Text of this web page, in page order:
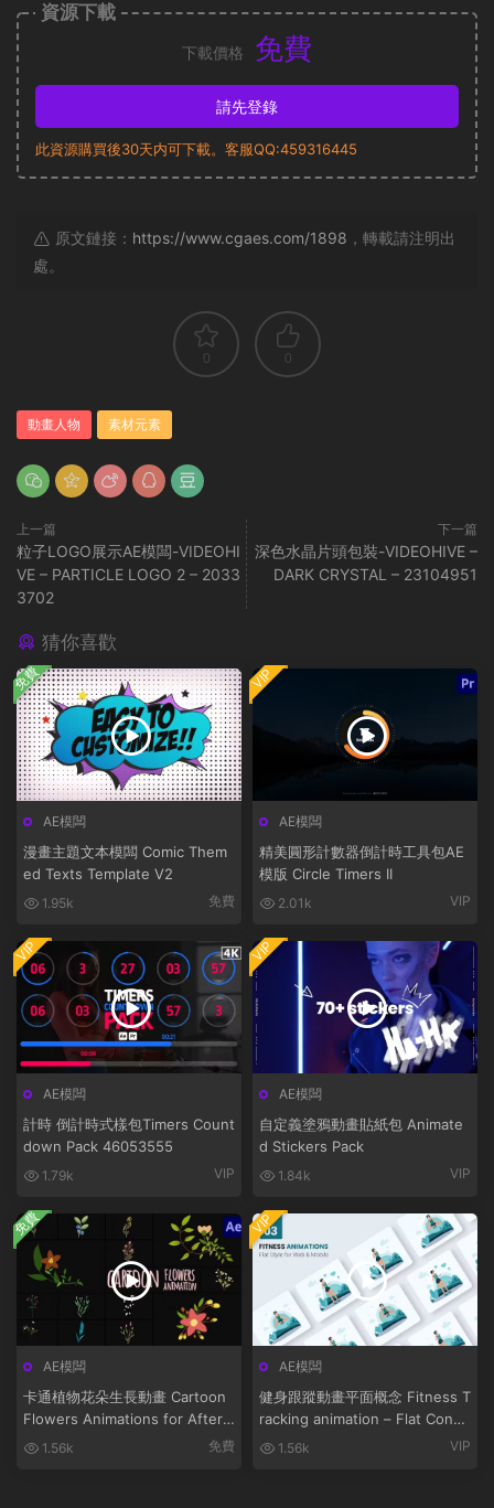
資源下載
下載價格 免費
請先登錄
此資源購買後30天内可下載。客服QQ:459316445
原文鏈接： https://www.cgaes.com/1898 ，轉載請注明出
處。
0 0
動畫人物 素材元素
上一篇
粒子LOGO展示AE模闆-VIDEOHI
VE – PARTICLE LOGO 2 – 2033
3702
下一篇
深色水晶片頭包裝-VIDEOHIVE –
DARK CRYSTAL – 23104951
猜你喜歡
AE模闆
漫畫主題文本模闆 Comic Them
ed Texts Template V2
1.95k 免費
免費
AE模闆
精美圓形計數器倒計時工具包AE
模版 Circle Timers II
2.01k VIP
VIP
AE模闆
計時 倒計時式樣包Timers Count
down Pack 46053555
1.79k VIP
VIP
AE模闆
自定義塗鴉動畫貼紙包 Animate
d Stickers Pack
1.84k VIP
VIP
AE模闆
卡通植物花朵生長動畫 Cartoon
Flowers Animations for After
Effects
1.56k 免費
免費
AE模闆
健身跟蹤動畫平面概念 Fitness T
racking animation – Flat Conce
pt 1.56k VIP
VIP